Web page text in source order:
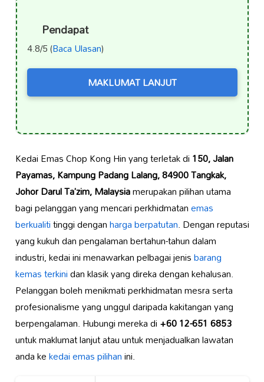
Pendapat
4.8/5 (Baca Ulasan)
MAKLUMAT LANJUT
Kedai Emas Chop Kong Hin yang terletak di150, Jalan
Payamas, Kampung Padang Lalang, 84900 Tangkak,
Johor Darul Ta’zim, Malaysiamerupakan pilihan utama
bagi pelanggan yang mencari perkhidmatanemas
berkualititinggi denganharga berpatutan. Dengan reputasi
yang kukuh dan pengalaman bertahun-tahun dalam
industri, kedai ini menawarkan pelbagai jenisbarang
kemas terkinidan klasik yang direka dengan kehalusan.
Pelanggan boleh menikmati perkhidmatan mesra serta
profesionalisme yang unggul daripada kakitangan yang
berpengalaman. Hubungi mereka di+60 12-651 6853
untuk maklumat lanjut atau untuk menjadualkan lawatan
anda kekedai emas pilihanini.